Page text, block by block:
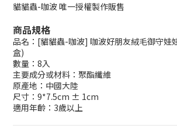
貓貓蟲-咖波 唯一授權製作販售
商品規格
品名：[貓貓蟲-咖波] 咖波好朋友絨毛御守娃
盒)
數量：8入
主要成分或材料：聚酯纖維
原產地：中國大陸
尺寸：9*7.5cm ± 1cm
適用年齡：3歲以上